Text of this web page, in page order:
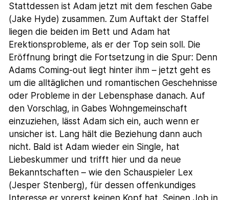
Stattdessen ist Adam jetzt mit dem feschen Gabe
(Jake Hyde) zusammen. Zum Auftakt der Staffel
liegen die beiden im Bett und Adam hat
Erektionsprobleme, als er der Top sein soll. Die
Eröffnung bringt die Fortsetzung in die Spur: Denn
Adams Coming-out liegt hinter ihm – jetzt geht es
um die alltäglichen und romantischen Geschehnisse
oder Probleme in der Lebensphase danach. Auf
den Vorschlag, in Gabes Wohngemeinschaft
einzuziehen, lässt Adam sich ein, auch wenn er
unsicher ist. Lang hält die Beziehung dann auch
nicht. Bald ist Adam wieder ein Single, hat
Liebeskummer und trifft hier und da neue
Bekanntschaften – wie den Schauspieler Lex
(Jesper Stenberg), für dessen offenkundiges
Interesse er vorerst keinen Kopf hat. Seinen Job in